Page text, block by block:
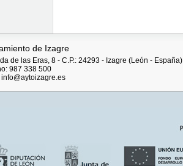
de Izagre
de las Eras, 8 - C.P.: 24293 - Izagre (León - España)
987 338 500